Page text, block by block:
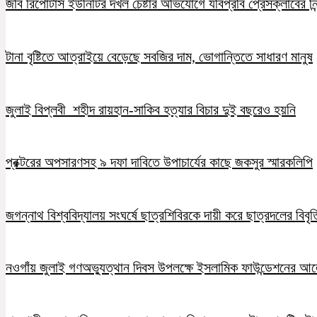
জবি রিপোর্টার্স ইউনিটির দখল চেষ্টার অভিযোগে যবিপ্রবি প্রেসক্লাবের
টানা বৃষ্টিতে আত্রাইয়ে বেড়েছে সবজির দাম, ভোগান্তিতে সাধারণ মানুষ
জুলাই বিপ্লবী শহীদ রায়হান-সাকিব হত্যার বিচার দুই বছরেও হয়নি
প্রক্টরের অপসারণসহ ৯ দফা দাবিতে উপাচার্যের কাছে জকসুর স্মারকলিপি
জগন্নাথ বিশ্ববিদ্যালয় সংঘর্ষে ছাত্রশিবিরকে দায়ী করে ছাত্রদলের
নওগাঁয় জুলাই গণঅভ্যুত্থান দিবস উপলক্ষে ইসলামিক ফাউন্ডেশনের